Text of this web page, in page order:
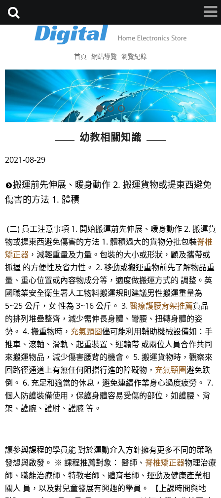
首頁 網站導覽 瀏覽紀錄
幼教相關知識
2021-08-29
搬運前先伸展、暖身動作 2. 搬運貨物或提東西避免
傷害的方法 1. 體積
(二) 員工注意事項 1. 開始搬運前先伸展、暖身動作 2. 搬運貨
物或提東西避免傷害的方法 1. 體積過大的貨物分批包裝脊椎
矯正器 ，減輕重量及力量。包裝的大小或形狀，顧及攜帶或
抓握 的方便性及省力性。 2. 移動或搬運重物前先了解物品重
量、重心位置或內容物成分等，適度做搬運方式的 調整。英
國職業安全衛生署人工物料搬運規則建議男性搬運重量為
5~25 公斤，女 性為 3~16 公斤。 3. 醫療護腰背架推薦貨品
的排列堆疊整齊，減少需伸長身體、彎腰、扭轉身體的姿
勢。 4. 搬重物時， 充氣頸圈儘可能利用輔助機械設備如：手
推車、滾軸、滑軌、起重裝置、運輸帶 或兩位人員合作共同
來搬運物品，減少傷害腰背的機會。 5. 搬運貨物時，觀察來
回路徑通道上有無任何阻擋行進的障礙物， 充氣頸圈避免跌
倒。 6. 充足和適當的休息，避免連續作業身心過度疲勞。 7.
個人防護裝備使用，保護身體容易受傷的部位，如護腰、背
架、護腕、護肘、護膝 等。
讓參與課程的學員能 對於運動介入方針擁有更多不同的策略
發想與啟發。 ※ 課程推薦對象： 醫師、 脊椎矯正器物理治療
師、職能治療師、特教老師、體育老師、運動及健康產業相
關人 員，以及對兒童發展有興趣的學員。 【上課時間與地